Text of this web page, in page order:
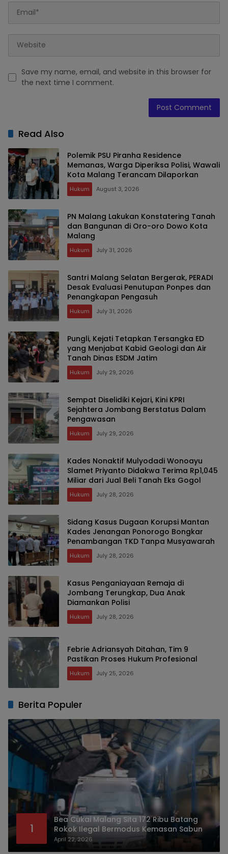
Save my name, email, and website in this browser for
the next time I comment.
Read Also
Polemik PSU Piranha Residence
Memanas, Warga Diperiksa Polisi, Wawali
Kota Malang Terancam Dilaporkan
Hukum August 3, 2026
PN Malang Lakukan Konstatering Tanah
dan Bangunan di Oro-oro Dowo Kota
Malang
Hukum July 31, 2026
Santri Malang Selatan Bergerak, PERADI
Desak Evaluasi Penutupan Ponpes dan
Penangkapan Pengasuh
Hukum July 31, 2026
Pungli, Kejati Tetapkan Tersangka ED
yang Menjabat Kabid Geologi dan Air
Tanah Dinas ESDM Jatim
Hukum July 29, 2026
Sempat Diselidiki Kejari, Kini KPRI
Sejahtera Jombang Berstatus Dalam
Pengawasan
Hukum July 29, 2026
Kades Nonaktif Mulyodadi Wonoayu
Slamet Priyanto Didakwa Terima Rp1,045
Miliar dari Jual Beli Tanah Eks Gogol
Hukum July 28, 2026
Sidang Kasus Dugaan Korupsi Mantan
Kades Jenangan Ponorogo Bongkar
Penambangan TKD Tanpa Musyawarah
Hukum July 28, 2026
Kasus Penganiayaan Remaja di
Jombang Terungkap, Dua Anak
Diamankan Polisi
Hukum July 28, 2026
Febrie Adriansyah Ditahan, Tim 9
Pastikan Proses Hukum Profesional
Hukum July 25, 2026
Berita Populer
1
Bea Cukai Malang Sita 172 Ribu Batang
Rokok Ilegal Bermodus Kemasan Sabun
April 22, 2026